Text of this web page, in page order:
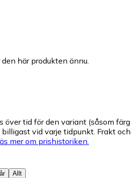
här produkten ännu.
över tid för den variant (såsom färg
vid varje tidpunkt. Frakt och
mer om prishistoriken.
Allt